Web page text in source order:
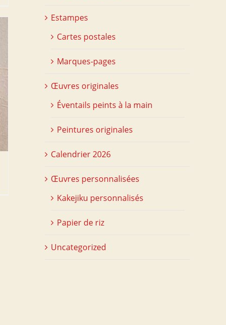
Estampes
Cartes postales
Marques-pages
Œuvres originales
Éventails peints à la main
Peintures originales
Calendrier 2026
Œuvres personnalisées
Kakejiku personnalisés
Papier de riz
Uncategorized